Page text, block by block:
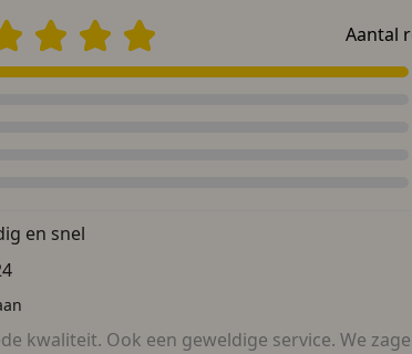
Aantal
en snel
kwaliteit. Ook een geweldige service. We